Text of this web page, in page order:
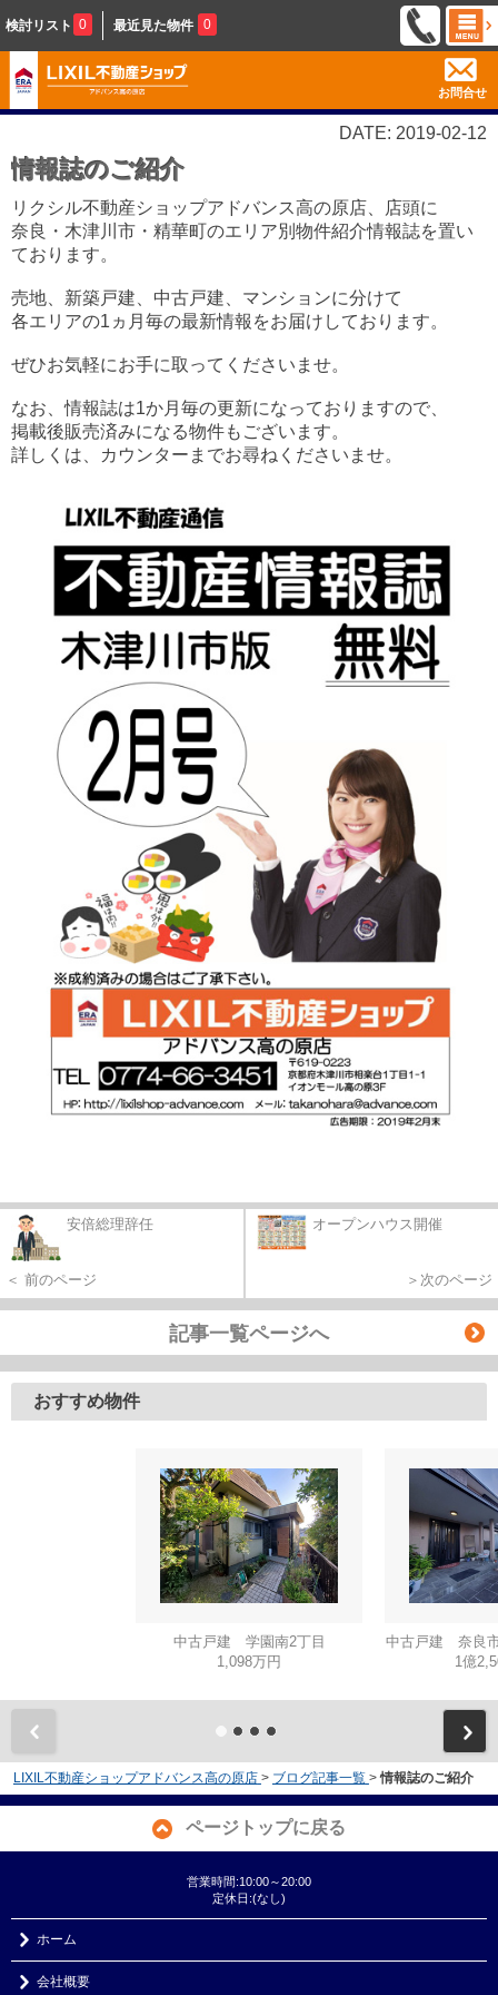
検討リスト 0 最近見た物件 0
お問合せ
DATE: 2019-02-12
情報誌のご紹介
リクシル不動産ショップアドバンス高の原店、店頭に
奈良・木津川市・精華町のエリア別物件紹介情報誌を置い
ております。
売地、新築戸建、中古戸建、マンションに分けて
各エリアの1ヵ月毎の最新情報をお届けしております。
ぜひお気軽にお手に取ってくださいませ。
なお、情報誌は1か月毎の更新になっておりますので、
掲載後販売済みになる物件もございます。
詳しくは、カウンターまでお尋ねくださいませ。
安倍総理辞任
＜ 前のページ
オープンハウス開催
＞次のページ
記事一覧ページへ
おすすめ物件
中古戸建 学園南2丁目
1,098万円
中古戸建 奈良
1億
LIXIL不動産ショップアドバンス高の原店 > ブログ記事一覧 > 情報誌のご紹介
ページトップに戻る
営業時間:10:00～20:00
定休日:(なし)
ホーム
会社概要